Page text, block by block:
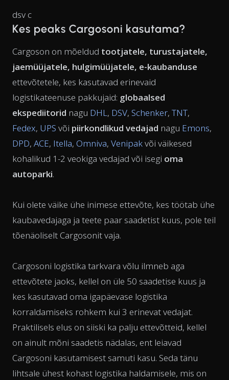
dsv c
Kes peaks Cargosoni kasutama?
Cargoson on mõeldud tootjatele, turustajatele,
jaemüüjatele, hulgimüüjatele, e-kaubanduse
ettevõtetele, kes kasutavad erinevaid
logistikateenuse pakkujaid: globaalsed
ekspediitorid nagu DHL, DSV, Schenker, TNT,
Fedex, UPS või piirkondlikud vedajad nagu Emons,
DPD, ACE, Itella, Omniva, Venipakvõi väikesed
kohalikud 1-2 veokiga vedajad või isegi oma
autoparki.
Kui olete väike ühe inimese ettevõte, kes töötab ühe
kaubavedajaga ja teete paar saadetist kuus, pole teil
tõenäoliselt Cargosonit vaja.
Cargosoni logistika tarkvara võlu ilmneb aga
ettevõtete jaoks, kellel on üle 50 saadetise kuus ja
kes kasutavad oma igapäevase logistika
korraldamiseks rohkem kui 3 erinevat vedajat.
Praktilisels elus on siiski ka palju ettevõtteid, kellel
on ainult mõni saadetis nädalas, ent leiavad
Cargosoni kasutamisest samuti kasu. Seda tänu
lihtsale ühest kohast logistika haldamisele, mis on